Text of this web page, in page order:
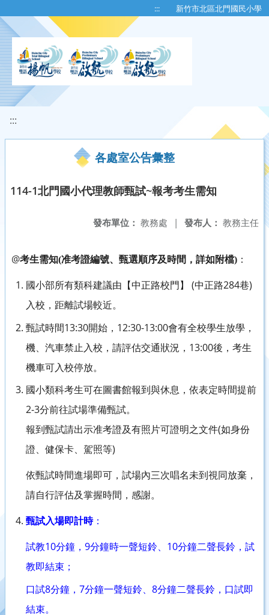
::: 新竹市北區北門國民小學
:::
各處室公告彙整
114-1北門國小代理教師甄試~報考考生需知
發布人： 教務主任
發布單位： 教務處 |
@考生需知(准考證編號、甄選順序及時間，詳如附檔) ：
國小部所有類科建議由【中正路校門】 (中正路284巷)
入校，距離試場較近。
甄試時間13:30開始， 12:30-13:00會有全校學生放學，
機、汽車禁止入校，請評估交通狀況， 13:00後，考生
機車可入校停放。
國小類科考生可在圖書館報到與休息，依表定時間提前
2-3分前往試場準備甄試。
報到甄試請出示准考證及有照片可證明之文件(如身份
證、健保卡、駕照等)
依甄試時間進場即可，試場內三次唱名未到視同放棄，
請自行評估及掌握時間，感謝。
甄試入場即計時：
試教10分鐘， 9分鐘時一聲短鈴、 10分鐘二聲長鈴，試
教即結束；
口試8分鐘， 7分鐘一聲短鈴、 8分鐘二聲長鈴，口試即
結束。